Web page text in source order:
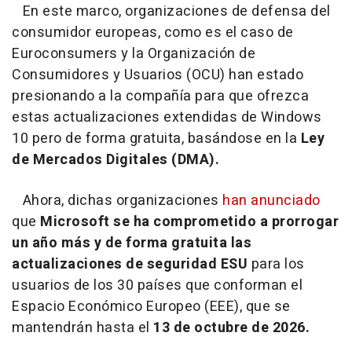
En este marco, organizaciones de defensa del
consumidor europeas, como es el caso de
Euroconsumers y la Organización de
Consumidores y Usuarios (OCU) han estado
presionando a la compañía para que ofrezca
estas actualizaciones extendidas de Windows
10 pero de forma gratuita, basándose en la Ley
de Mercados Digitales (DMA).
Ahora, dichas organizaciones han anunciado
que Microsoft se ha comprometido a prorrogar
un año más y de forma gratuita las
actualizaciones de seguridad ESU para los
usuarios de los 30 países que conforman el
Espacio Económico Europeo (EEE), que se
mantendrán hasta el 13 de octubre de 2026.